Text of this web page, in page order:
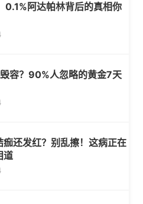
0.1%阿达帕林背后的真相你
容？90%人忽略的黄金7天
痂还发红？别乱擦！这病正在
道